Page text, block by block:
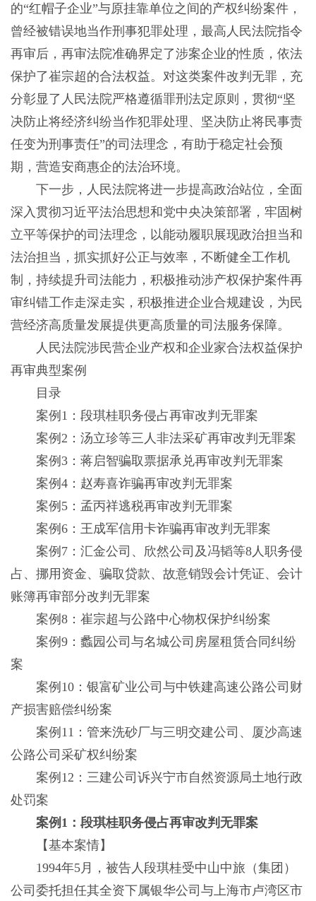
的“红帽子企业”与原挂靠单位之间的产权纠纷案件，
曾经被错误地当作刑事犯罪处理，最高人民法院指令
再审后，再审法院准确界定了涉案企业的性质，依法
保护了崔宗超的合法权益。对这类案件改判无罪，充
分彰显了人民法院严格遵循罪刑法定原则，贯彻“坚
决防止将经济纠纷当作犯罪处理、坚决防止将民事责
任变为刑事责任”的司法理念，有助于稳定社会预
期，营造安商惠企的法治环境。
下一步，人民法院将进一步提高政治站位，全面
深入贯彻习近平法治思想和党中央决策部署，牢固树
立平等保护的司法理念，以能动履职展现政治担当和
法治担当，抓实抓好公正与效率，不断健全工作机
制，持续提升司法能力，积极推动涉产权保护案件再
审纠错工作走深走实，积极推进企业合规建设，为民
营经济高质量发展提供更高质量的司法服务保障。
人民法院涉民营企业产权和企业家合法权益保护
再审典型案例
目录
案例1：段琪桂职务侵占再审改判无罪案
案例2：汤立珍等三人非法采矿再审改判无罪案
案例3：蒋启智骗取票据承兑再审改判无罪案
案例4：赵寿喜诈骗再审改判无罪案
案例5：孟丙祥逃税再审改判无罪案
案例6：王成军信用卡诈骗再审改判无罪案
案例7：汇金公司、欣然公司及冯韬等8人职务侵
占、挪用资金、骗取贷款、故意销毁会计凭证、会计
账簿再审部分改判无罪案
案例8：崔宗超与公路中心物权保护纠纷案
案例9：蠡园公司与名城公司房屋租赁合同纠纷
案
案例10：银富矿业公司与中铁建高速公路公司财
产损害赔偿纠纷案
案例11：管来洗砂厂与三明交建公司、厦沙高速
公路公司采矿权纠纷案
案例12：三建公司诉兴宁市自然资源局土地行政
处罚案
案例1：段琪桂职务侵占再审改判无罪案
【基本案情】
1994年5月，被告人段琪桂受中山中旅（集团）
公司委托担任其全资下属银华公司与上海市卢湾区市